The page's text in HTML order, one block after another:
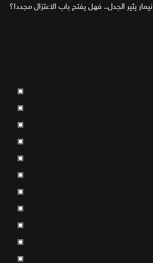
نيمار يثير الجدل.. فهل يفتح باب الاعتزال مجددا؟
▣
▣
▣
▣
▣
▣
▣
▣
▣
▣
▣